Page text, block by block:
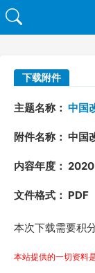
下载附件
主题名称： 中国
附件名称： 中国
内容年度： 2020
文件格式： PDF
本次下载需要积
本站提供的一切资料